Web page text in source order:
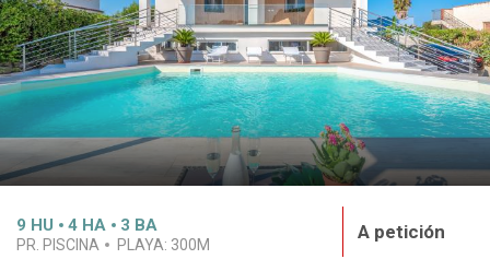
9 HU 4 HA 3 BA
PR. PISCINA PLAYA: 300M
A petición